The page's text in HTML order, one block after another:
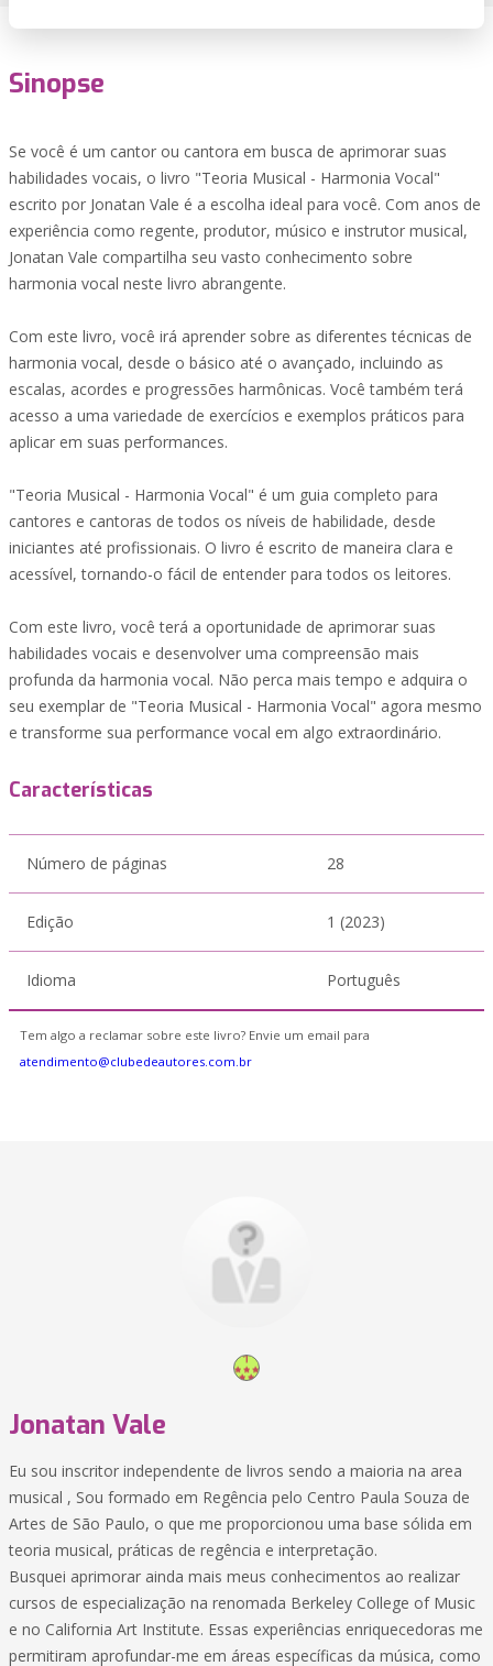
Sinopse
Se você é um cantor ou cantora em busca de aprimorar suas
habilidades vocais, o livro "Teoria Musical - Harmonia Vocal"
escrito por Jonatan Vale é a escolha ideal para você. Com anos de
experiência como regente, produtor, músico e instrutor musical,
Jonatan Vale compartilha seu vasto conhecimento sobre
harmonia vocal neste livro abrangente.
Com este livro, você irá aprender sobre as diferentes técnicas de
harmonia vocal, desde o básico até o avançado, incluindo as
escalas, acordes e progressões harmônicas. Você também terá
acesso a uma variedade de exercícios e exemplos práticos para
aplicar em suas performances.
"Teoria Musical - Harmonia Vocal" é um guia completo para
cantores e cantoras de todos os níveis de habilidade, desde
iniciantes até profissionais. O livro é escrito de maneira clara e
acessível, tornando-o fácil de entender para todos os leitores.
Com este livro, você terá a oportunidade de aprimorar suas
habilidades vocais e desenvolver uma compreensão mais
profunda da harmonia vocal. Não perca mais tempo e adquira o
seu exemplar de "Teoria Musical - Harmonia Vocal" agora mesmo
e transforme sua performance vocal em algo extraordinário.
Características
Número de páginas 28
Edição 1 (2023)
Idioma Português
Tem algo a reclamar sobre este livro? Envie um email para
atendimento@clubedeautores.com.br
Jonatan Vale
Eu sou inscritor independente de livros sendo a maioria na area
musical , Sou formado em Regência pelo Centro Paula Souza de
Artes de São Paulo, o que me proporcionou uma base sólida em
teoria musical, práticas de regência e interpretação.
Busquei aprimorar ainda mais meus conhecimentos ao realizar
cursos de especialização na renomada Berkeley College of Music
e no California Art Institute. Essas experiências enriquecedoras me
permitiram aprofundar-me em áreas específicas da música, como